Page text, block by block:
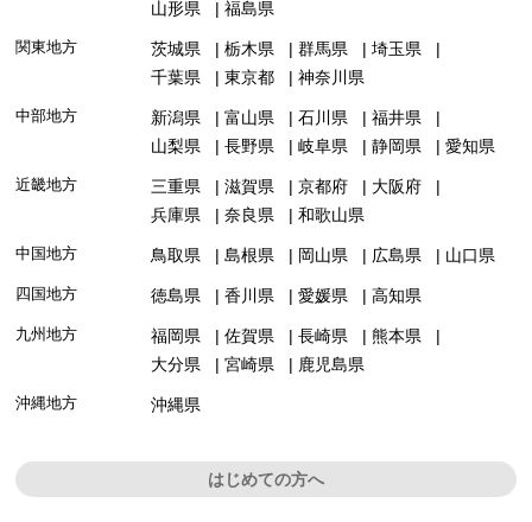
山形県
福島県
関東地方 茨城県 栃木県 群馬県
埼玉県
千葉県
東京都 神奈川県
中部地方 新潟県 富山県 石川県
福井県
山梨県
長野県 岐阜県 静岡県 愛知県
近畿地方 三重県 滋賀県 京都府
大阪府
兵庫県
奈良県 和歌山県
中国地方 鳥取県 島根県 岡山県 広島県 山口県
四国地方 徳島県 香川県 愛媛県 高知県
九州地方 福岡県 佐賀県 長崎県
熊本県
大分県
宮崎県 鹿児島県
沖縄地方 沖縄県
はじめての方へ